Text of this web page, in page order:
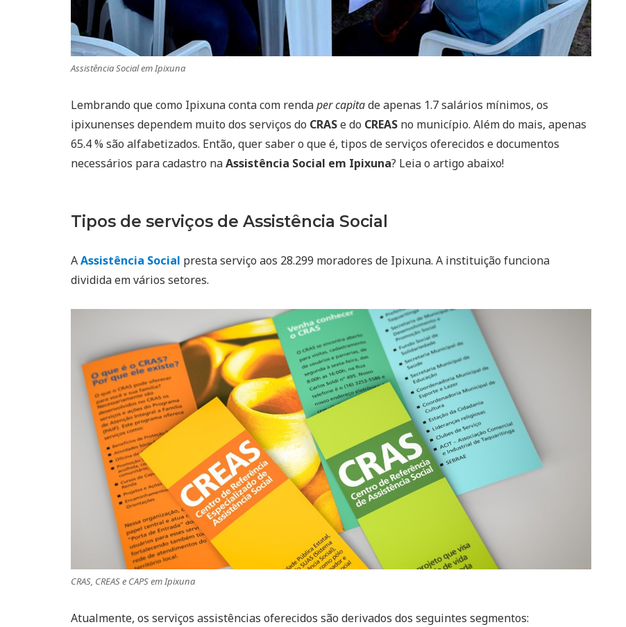
Assistência Social em Ipixuna
Lembrando que como Ipixuna conta com rendaper capitade apenas 1.7 salários mínimos, os
ipixunenses dependem muito dos serviços do CRASe do CREAS no município. Além do mais, apenas
65.4 % são alfabetizados. Então, quer saber o que é, tipos de serviços oferecidos e documentos
necessários para cadastro naAssistência Social em Ipixuna? Leia o artigo abaixo!
Tipos de serviços de Assistência Social
AAssistência Social presta serviço aos 28.299 moradores de Ipixuna. A instituição funciona
dividida em vários setores.
CRAS, CREAS e CAPS em Ipixuna
Atualmente, os serviços assistências oferecidos são derivados dos seguintes segmentos: